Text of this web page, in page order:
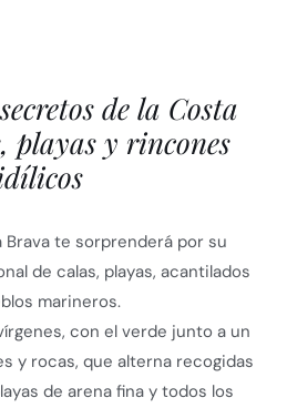
de la Costa
playas y rincones
Brava te sorprenderá por su
de calas, playas, acantilados
marineros.
con el verde junto a un
y rocas, que alterna recogidas
de arena fina y todos los